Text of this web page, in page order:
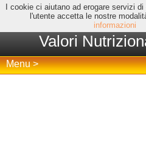
I cookie ci aiutano ad erogare servizi
l'utente accetta le nostre
informazioni
Valori
Menu >